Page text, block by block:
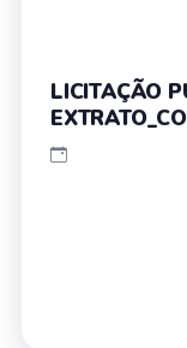
LICITAÇÃO